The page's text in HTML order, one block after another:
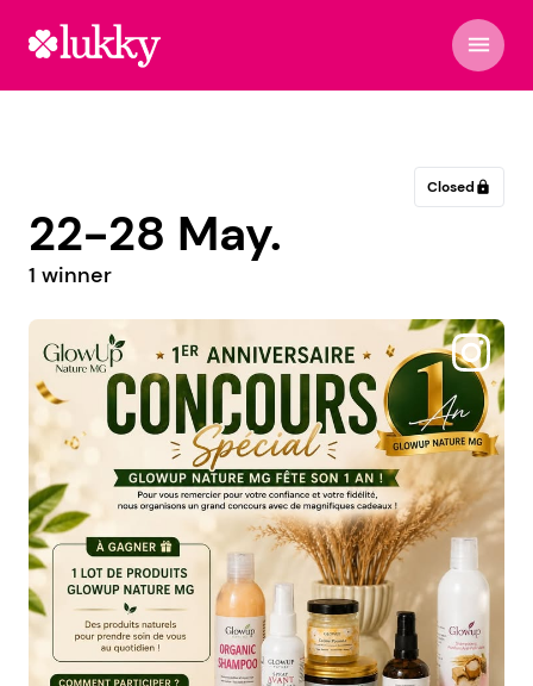
menu
Closed lock
22-28 May.
1 winner
@une_histoire_de_chaussures